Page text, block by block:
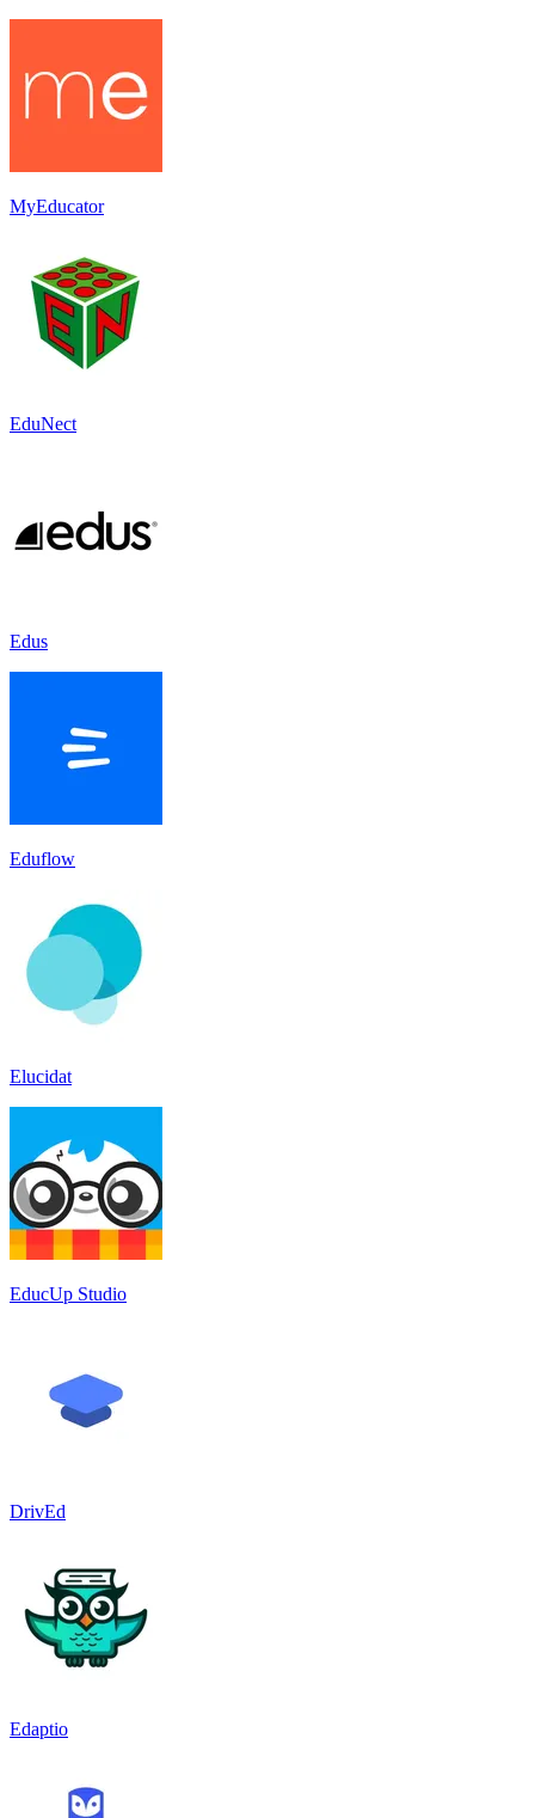
MyEducator
EduNect
Edus
Eduflow
Elucidat
EducUp Studio
DrivEd
Edaptio